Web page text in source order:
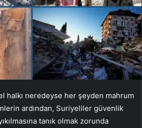
halkı neredeyse her şeyden mahrum
ardından, Suriyeliler güvenlik
tanık olmak zorunda